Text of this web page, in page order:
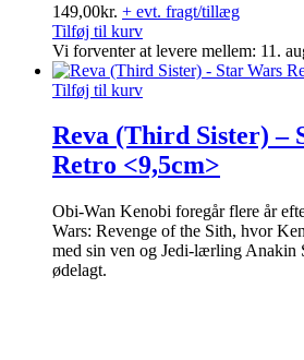
149,00kr. + evt. fragt/tillæg
Tilføj til kurv
Vi forventer at levere mellem: 11.
Tilføj til kurv
Reva (Third Sister) –
Retro <9,5cm>
Obi-Wan Kenobi foregår flere år
Wars: Revenge of the Sith, hvor
med sin ven og Jedi-lærling Anakin
ødelagt.